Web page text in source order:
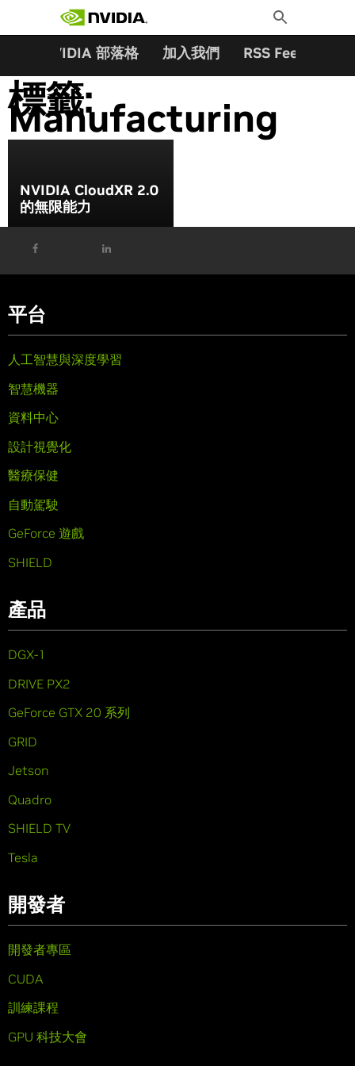
Toggle
Search
NVIDIA 部落格 加入我們 RSS Feeds
標籤:
Manufacturing
NVIDIA CloudXR 2.0
的無限能力
平台
人工智慧與深度學習
智慧機器
資料中心
設計視覺化
醫療保健
自動駕駛
GeForce 遊戲
SHIELD
產品
DGX-1
DRIVE PX2
GeForce GTX 20 系列
GRID
Jetson
Quadro
SHIELD TV
Tesla
開發者
開發者專區
CUDA
訓練課程
GPU 科技大會